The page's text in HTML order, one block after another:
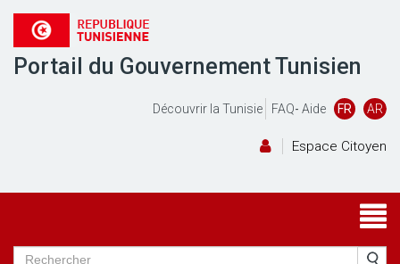
Portail du Gouvernement Tunisien
Découvrir la Tunisie FAQ- Aide FR AR
Espace Citoyen